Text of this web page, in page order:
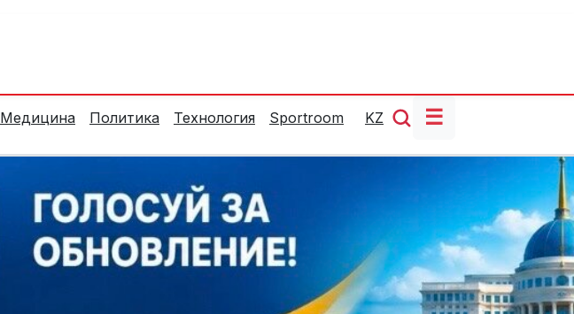
Медицина Политика Технология Sportroom KZ ☰